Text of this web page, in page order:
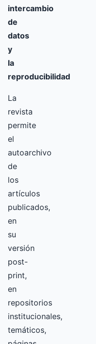
intercambio
de
datos
y
la
reproducibilidad
La
revista
permite
el
autoarchivo
de
los
artículos
publicados,
en
su
versión
post-
print,
en
repositorios
institucionales,
temáticos,